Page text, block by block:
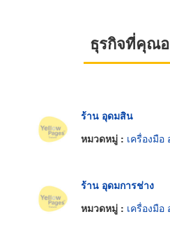
ธุรกิจที่คุณ
ร้าน อุดมสิน
หมวดหมู่ : เครื่องมือ อุปก
ร้าน อุดมการช่าง
หมวดหมู่ : เครื่องมือ อุปก